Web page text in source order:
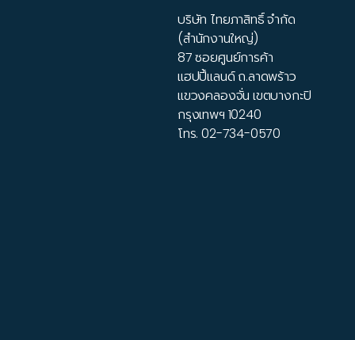
บริษัท ไทยภาสิทธิ์ จำกัด
(สำนักงานใหญ่)
87 ซอยศูนย์การค้า
แฮปปี้แลนด์ ถ.ลาดพร้าว
แขวงคลองจั่น เขตบางกะปิ
กรุงเทพฯ 10240
โทร.02-734-0570